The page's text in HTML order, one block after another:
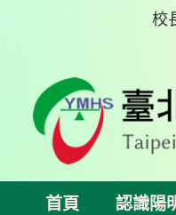
校
首頁 認識陽